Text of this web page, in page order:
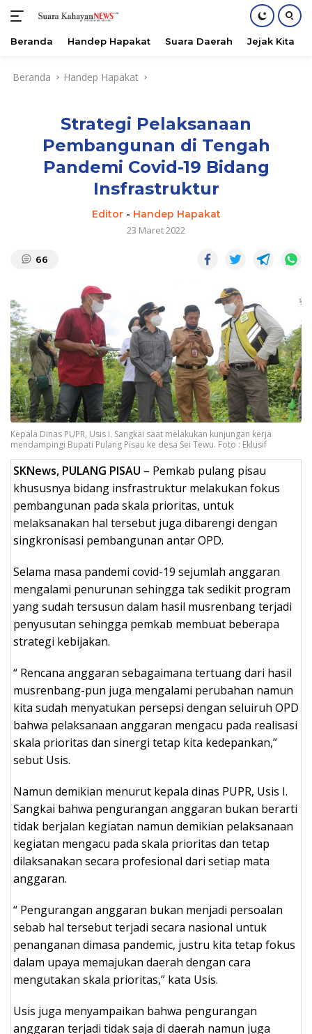
Beranda Handep Hapakat Suara Daerah Jejak Kita
Beranda Handep Hapakat
Strategi Pelaksanaan
Pembangunan di Tengah
Pandemi Covid-19 Bidang
Insfrastruktur
Editor- Handep Hapakat
23 Maret 2022
66
Kepala Dinas PUPR, Usis I. Sangkai saat melakukan kunjungan kerja
mendampingi Bupati Pulang Pisau ke desa Sei Tewu. Foto : Eklusif
SKNews, PULANG PISAU – Pemkab pulang pisau
khususnya bidang insfrastruktur melakukan fokus
pembangunan pada skala prioritas, untuk
melaksanakan hal tersebut juga dibarengi dengan
singkronisasi pembangunan antar OPD.
Selama masa pandemi covid-19 sejumlah anggaran
mengalami penurunan sehingga tak sedikit program
yang sudah tersusun dalam hasil musrenbang terjadi
penyusutan sehingga pemkab membuat beberapa
strategi kebijakan.
“ Rencana anggaran sebagaimana tertuang dari hasil
musrenbang-pun juga mengalami perubahan namun
kita sudah menyatukan persepsi dengan seluiruh OPD
bahwa pelaksanaan anggaran mengacu pada realisasi
skala prioritas dan sinergi tetap kita kedepankan,”
sebut Usis.
Namun demikian menurut kepala dinas PUPR, Usis I.
Sangkai bahwa pengurangan anggaran bukan berarti
tidak berjalan kegiatan namun demikian pelaksanaan
kegiatan mengacu pada skala prioritas dan tetap
dilaksanakan secara profesional dari setiap mata
anggaran.
“ Pengurangan anggaran bukan menjadi persoalan
sebab hal tersebut terjadi secara nasional untuk
penanganan dimasa pandemic, justru kita tetap fokus
dalam upaya memajukan daerah dengan cara
mengutakan skala prioritas,” kata Usis.
Usis juga menyampaikan bahwa pengurangan
anggaran terjadi tidak saja di daerah namun juga